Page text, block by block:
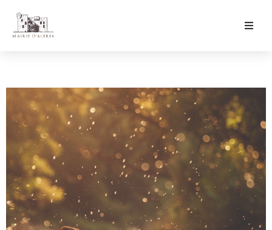
Culture & Loisirs
Mon Quotidien